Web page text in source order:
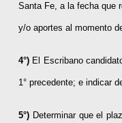
Santa Fe, a la fecha que
y/o aportes al momento
4°) El Escribano
1° precedente; e indicar
5°) Determinar que el